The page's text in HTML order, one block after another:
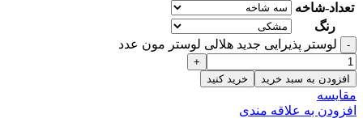
تعداد-شاخه
رنگ
لوستر پذیرایی جدید هلالی لوستر مون عدد
افزودن به سبد خرید خرید کنید
مقایسه
افزودن به علاقه مندی